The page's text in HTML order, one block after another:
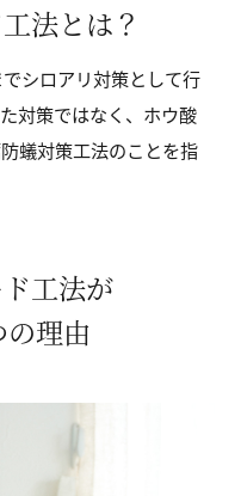
法とは？
シロアリ対策として行
対策ではなく、 ホウ酸
蟻対策工法のことを指
工法が
理由